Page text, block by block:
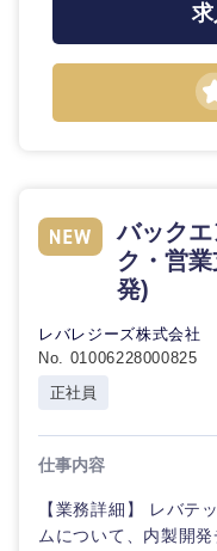
バック
ク・営
発)
レバレジーズ株式会社
No. 01006228000825
正社員
仕事内容
【業務詳細】 レバテ
ムについて、内製開